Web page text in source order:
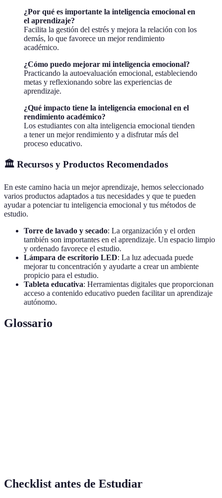
¿Por qué es importante la inteligencia emocional en
el aprendizaje?
Facilita la gestión del estrés y mejora la relación con los
demás, lo que favorece un mejor rendimiento
académico.
¿Cómo puedo mejorar mi inteligencia emocional?
Practicando la autoevaluación emocional, estableciendo
metas y reflexionando sobre las experiencias de
aprendizaje.
¿Qué impacto tiene la inteligencia emocional en el
rendimiento académico?
Los estudiantes con alta inteligencia emocional tienden
a tener un mejor rendimiento y a disfrutar más del
proceso educativo.
🏛️ Recursos y Productos Recomendados
En este camino hacia un mejor aprendizaje, hemos seleccionado
varios productos adaptados a tus necesidades y que te pueden
ayudar a potenciar tu inteligencia emocional y tus métodos de
estudio.
Torre de lavado y secado: La organización y el orden
también son importantes en el aprendizaje. Un espacio limpio
y ordenado favorece el estudio.
Lámpara de escritorio LED: La luz adecuada puede
mejorar tu concentración y ayudarte a crear un ambiente
propicio para el estudio.
Tableta educativa: Herramientas digitales que proporcionan
acceso a contenido educativo pueden facilitar un aprendizaje
autónomo.
Glossario
Checklist antes de Estudiar